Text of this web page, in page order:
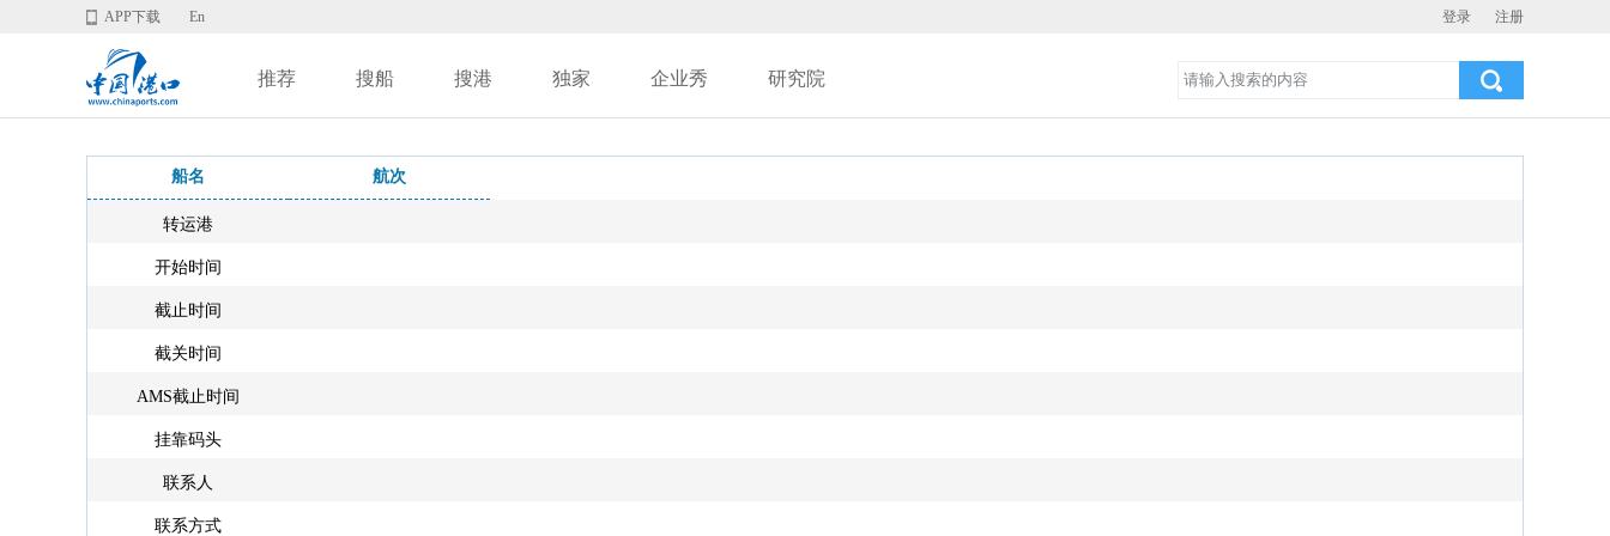
登录 注册
APP下载 En
推荐 搜船 搜港 独家 企业秀 研究院
船名 航次
转运港
开始时间
截止时间
截关时间
AMS截止时间
挂靠码头
联系人
联系方式